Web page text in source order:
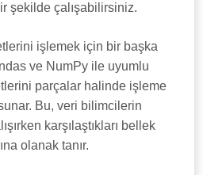
şekilde çalışabilirsiniz.
işlemek için bir başka
ve NumPy ile uyumlu
parçalar halinde işleme
Bu, veri bilimcilerin
karşılaştıkları bellek
olanak tanır.